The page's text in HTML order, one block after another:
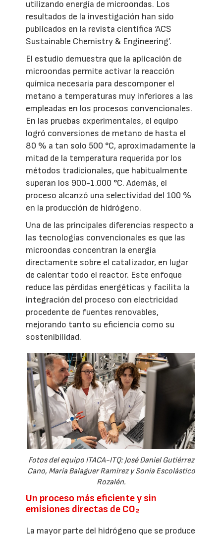
utilizando energía de microondas. Los
resultados de la investigación han sido
publicados en la revista científica ‘ACS
Sustainable Chemistry & Engineering’.
El estudio demuestra que la aplicación de
microondas permite activar la reacción
química necesaria para descomponer el
metano a temperaturas muy inferiores a las
empleadas en los procesos convencionales.
En las pruebas experimentales, el equipo
logró conversiones de metano de hasta el
80 % a tan solo 500 °C, aproximadamente la
mitad de la temperatura requerida por los
métodos tradicionales, que habitualmente
superan los 900-1.000 °C. Además, el
proceso alcanzó una selectividad del 100 %
en la producción de hidrógeno.
Una de las principales diferencias respecto a
las tecnologías convencionales es que las
microondas concentran la energía
directamente sobre el catalizador, en lugar
de calentar todo el reactor. Este enfoque
reduce las pérdidas energéticas y facilita la
integración del proceso con electricidad
procedente de fuentes renovables,
mejorando tanto su eficiencia como su
sostenibilidad.
Fotos del equipo ITACA-ITQ: José Daniel Gutiérrez
Cano, María Balaguer Ramirez y Sonia Escolástico
Rozalén.
Un proceso más eficiente y sin
emisiones directas de CO₂
La mayor parte del hidrógeno que se produce